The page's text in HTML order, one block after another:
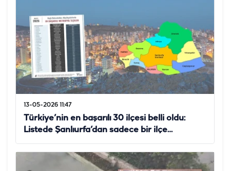
13-05-2026 11:47
Türkiye’nin en başarılı 30 ilçesi belli oldu:
Listede Şanlıurfa’dan sadece bir ilçe…